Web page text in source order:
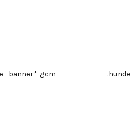
gcm